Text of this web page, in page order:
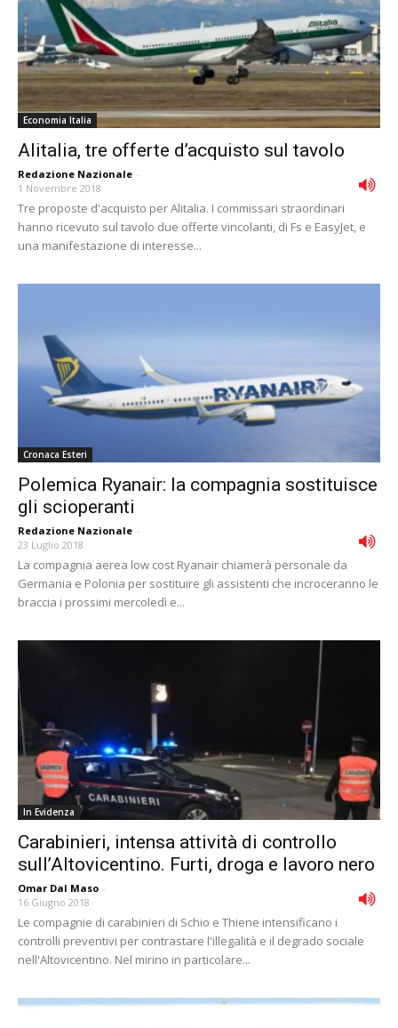
Economia Italia
Alitalia, tre offerte dʼacquisto sul tavolo
Redazione Nazionale -
1 Novembre 2018
Tre proposte d'acquisto per Alitalia. I commissari straordinari
hanno ricevuto sul tavolo due offerte vincolanti, di Fs e EasyJet, e
una manifestazione di interesse...
Cronaca Esteri
Polemica Ryanair: la compagnia sostituisce
gli scioperanti
Redazione Nazionale -
23 Luglio 2018
La compagnia aerea low cost Ryanair chiamerà personale da
Germania e Polonia per sostituire gli assistenti che incroceranno le
braccia i prossimi mercoledì e...
In Evidenza
Carabinieri, intensa attività di controllo
sull’Altovicentino. Furti, droga e lavoro nero
Omar Dal Maso -
16 Giugno 2018
Le compagnie di carabinieri di Schio e Thiene intensificano i
controlli preventivi per contrastare l'illegalità e il degrado sociale
nell'Altovicentino. Nel mirino in particolare...